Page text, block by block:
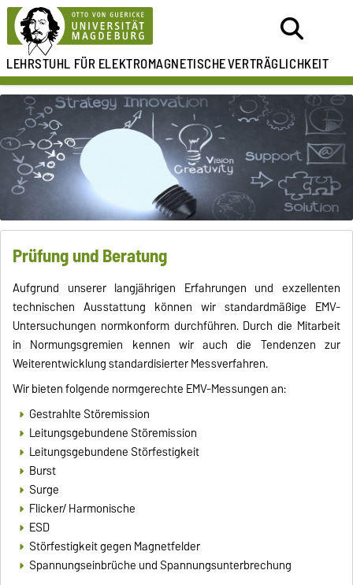
LEHRSTUHL FÜRELEKTROMAGNETISCHEVERTRÄGLICHKEIT
Prüfung und Beratung
Aufgrund unserer langjährigen Erfahrungen und exzellenten
technischen Ausstattung können wir standardmäßige EMV-
Untersuchungen normkonform durchführen. Durch die Mitarbeit
in Normungsgremien kennen wir auch die Tendenzen zur
Weiterentwicklung standardisierter Messverfahren.
Wir bieten folgende normgerechte EMV-Messungen an:
Gestrahlte Störemission
Leitungsgebundene Störemission
Leitungsgebundene Störfestigkeit
Burst
Surge
Flicker/ Harmonische
ESD
Störfestigkeit gegen Magnetfelder
Spannungseinbrüche und Spannungsunterbrechung